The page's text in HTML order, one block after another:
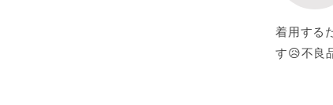
着用する
す😥不良